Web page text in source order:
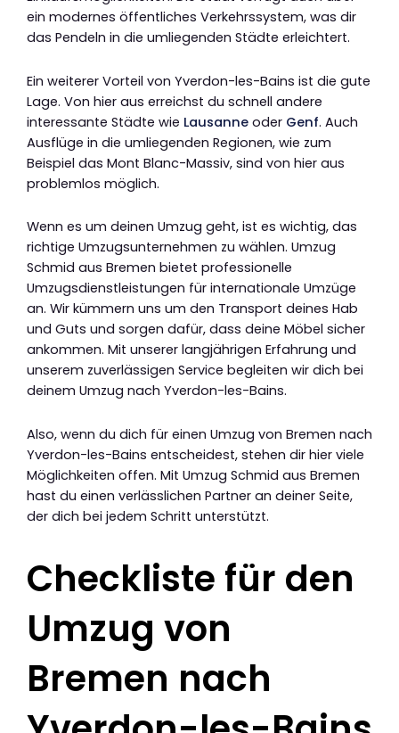
ein modernes öffentliches Verkehrssystem, was dir
das Pendeln in die umliegenden Städte erleichtert.
Ein weiterer Vorteil von Yverdon-les-Bains ist die gute
Lage. Von hier aus erreichst du schnell andere
interessante Städte wie Lausanne oder Genf. Auch
Ausflüge in die umliegenden Regionen, wie zum
Beispiel das Mont Blanc-Massiv, sind von hier aus
problemlos möglich.
Wenn es um deinen Umzug geht, ist es wichtig, das
richtige Umzugsunternehmen zu wählen. Umzug
Schmid aus Bremen bietet professionelle
Umzugsdienstleistungen für internationale Umzüge
an. Wir kümmern uns um den Transport deines Hab
und Guts und sorgen dafür, dass deine Möbel sicher
ankommen. Mit unserer langjährigen Erfahrung und
unserem zuverlässigen Service begleiten wir dich bei
deinem Umzug nach Yverdon-les-Bains.
Also, wenn du dich für einen Umzug von Bremen nach
Yverdon-les-Bains entscheidest, stehen dir hier viele
Möglichkeiten offen. Mit Umzug Schmid aus Bremen
hast du einen verlässlichen Partner an deiner Seite,
der dich bei jedem Schritt unterstützt.
Checkliste für den
Umzug von
Bremen nach